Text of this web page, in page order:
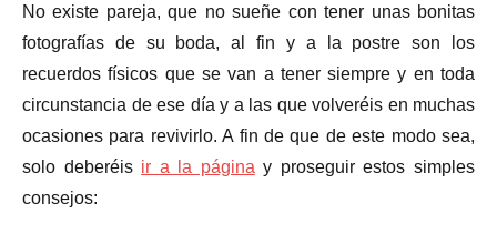
No existe pareja, que no sueñe con tener unas bonitas
fotografías de su boda, al fin y a la postre son los
recuerdos físicos que se van a tener siempre y en toda
circunstancia de ese día y a las que volveréis en muchas
ocasiones para revivirlo. A fin de que de este modo sea,
solo deberéis ir a la página y proseguir estos simples
consejos: